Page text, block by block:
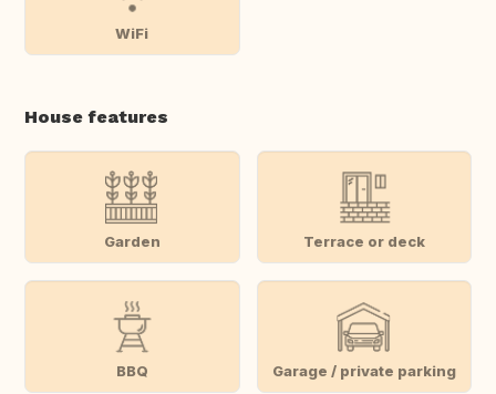
WiFi
House features
Garden Terrace or deck
BBQ Garage / private parking